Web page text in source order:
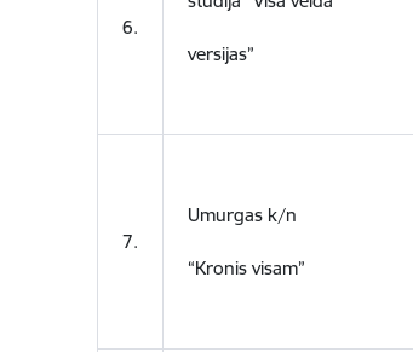
6.
versijas”
7.
Umurgas k/n
“Kronis visam”